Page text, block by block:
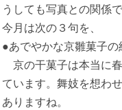
うしても写真との関係
今月は次の３句を、
●あでやかな京雛菓子
京の干菓子は本当に
ています。舞妓を想わ
ありますね。